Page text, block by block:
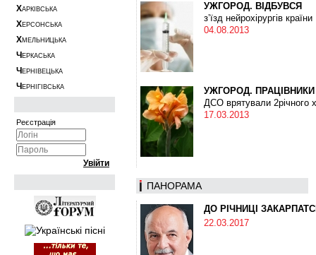
ХАРКІВСЬКА
ХЕРСОНСЬКА
ХМЕЛЬНИЦЬКА
Ч ЕРКАСЬКА
Ч ЕРНІВЕЦЬКА
Ч ЕРНІГІВСЬКА
Реєстрація
УЖГОРОД. ВІДБУВСЯ
з’їзд нейрохірургів країни
04.08.2013
УЖГОРОД. ПРАЦІВНИКИ
ДСО врятували 2річного
17.03.2013
ПАНОРАМА
ДО РІЧНИЦІ
22.03.2017